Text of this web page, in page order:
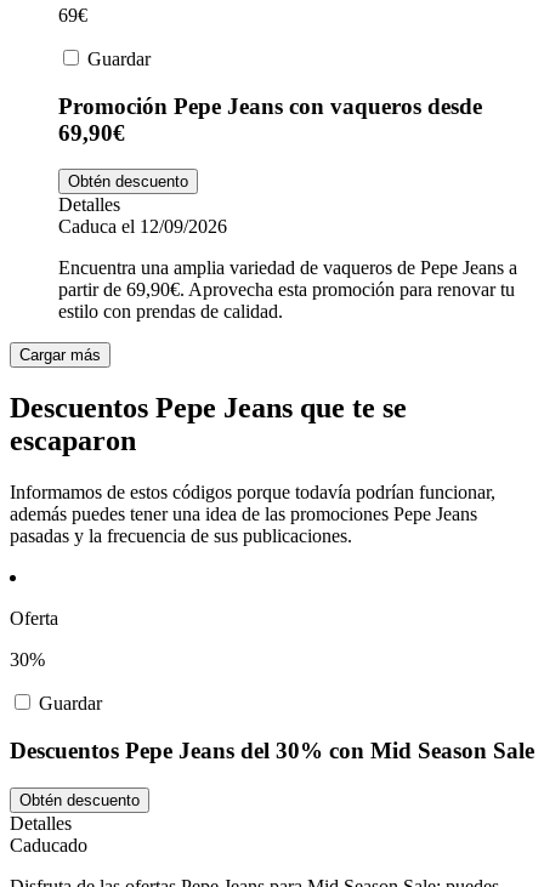
69€
Guardar
Promoción Pepe Jeans con vaqueros desde
69,90€
Obtén descuento
Detalles
Caduca el 12/09/2026
Encuentra una amplia variedad de vaqueros de Pepe Jeans a
partir de 69,90€. Aprovecha esta promoción para renovar tu
estilo con prendas de calidad.
Cargar más
Descuentos Pepe Jeans que te se
escaparon
Informamos de estos códigos porque todavía podrían funcionar,
además puedes tener una idea de las promociones Pepe Jeans
pasadas y la frecuencia de sus publicaciones.
Oferta
30%
Guardar
Descuentos Pepe Jeans del 30% con Mid Season Sale
Obtén descuento
Detalles
Caducado